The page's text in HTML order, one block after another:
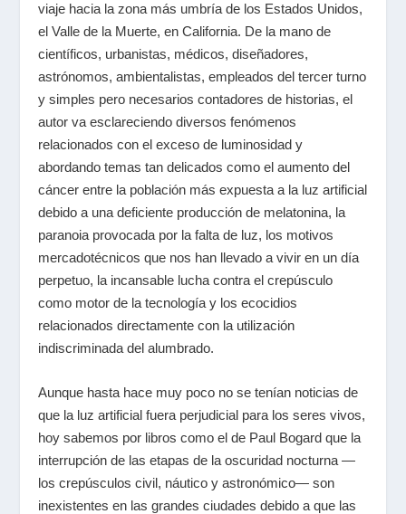
viaje hacia la zona más umbría de los Estados Unidos,
el Valle de la Muerte, en California. De la mano de
científicos, urbanistas, médicos, diseñadores,
astrónomos, ambientalistas, empleados del tercer turno
y simples pero necesarios contadores de historias, el
autor va esclareciendo diversos fenómenos
relacionados con el exceso de luminosidad y
abordando temas tan delicados como el aumento del
cáncer entre la población más expuesta a la luz artificial
debido a una deficiente producción de melatonina, la
paranoia provocada por la falta de luz, los motivos
mercadotécnicos que nos han llevado a vivir en un día
perpetuo, la incansable lucha contra el crepúsculo
como motor de la tecnología y los ecocidios
relacionados directamente con la utilización
indiscriminada del alumbrado.
Aunque hasta hace muy poco no se tenían noticias de
que la luz artificial fuera perjudicial para los seres vivos,
hoy sabemos por libros como el de Paul Bogard que la
interrupción de las etapas de la oscuridad nocturna —
los crepúsculos civil, náutico y astronómico— son
inexistentes en las grandes ciudades debido a que las